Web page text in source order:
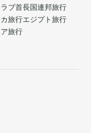
ブ首長国連邦旅行
旅行エジプト旅行
旅行